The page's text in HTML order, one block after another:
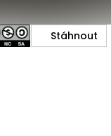
Stáhnout